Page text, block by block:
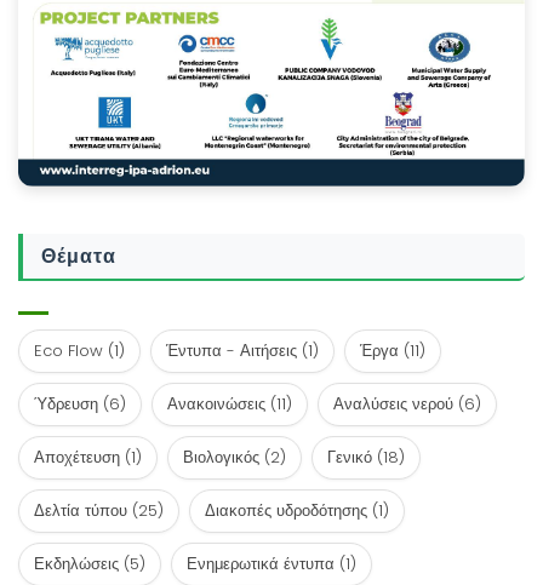
Θέματα
Eco Flow (1) Έντυπα - Αιτήσεις (1) Έργα (11)
Ύδρευση (6) Ανακοινώσεις (11) Αναλύσεις νερού (6)
Αποχέτευση (1) Βιολογικός (2) Γενικό (18)
Δελτία τύπου (25) Διακοπές υδροδότησης (1)
Εκδηλώσεις (5) Ενημερωτικά έντυπα (1)